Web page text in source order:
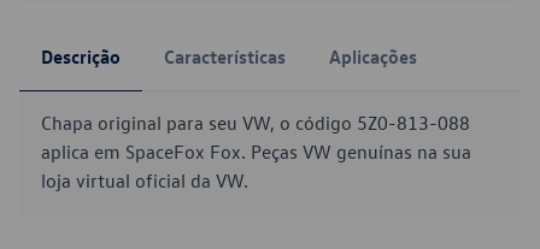
Descrição Características Aplicações
Chapa original para seu VW, o código 5Z0-813-088
aplica em SpaceFox Fox. Peças VW genuínas na sua
loja virtual oficial da VW.